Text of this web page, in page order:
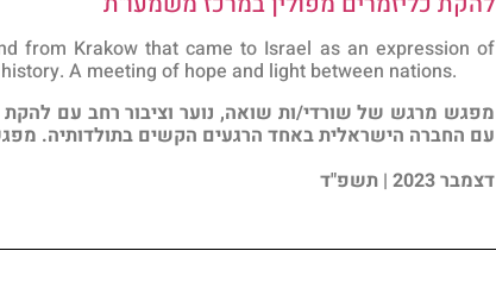
from Krakow that came to Israel as an expression of
A meeting of hope and light between nations.
מפגש מרגש של שורדי/ות שואה, נוער וציבור רחב עם להקת
עם החברה הישראלית באחד הרגעים הקשים בתולדותיה.
דצמבר 2023 | תשפ"ד